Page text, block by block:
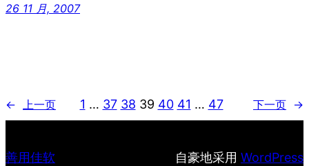
26 11 月, 2007
← 上一页 1 … 37 38 39 40 41 … 47 下一页 →
善用佳软 自豪地采用 WordPress